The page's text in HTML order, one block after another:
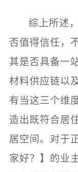
综上所述
否值得信任，
其是否具备一
材料供应链以
有当这三个维
造出既符合居
居空间。对于
家好？】的业